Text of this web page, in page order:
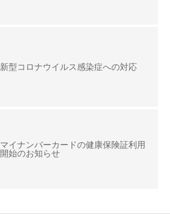
新型コロナウイルス感染症への対応
マイナンバーカードの健康保険証利用
開始のお知らせ